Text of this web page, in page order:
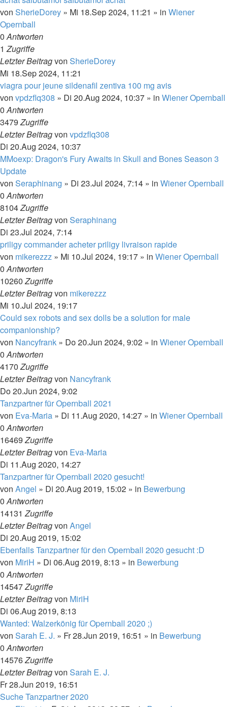
von SherieDorey » Mi 18.Sep 2024, 11:21 » in Wiener
Opernball
0Antworten
1Zugriffe
Letzter Beitragvon SherieDorey
Mi 18.Sep 2024, 11:21
viagra pour jeune sildenafil zentiva 100 mg avis
von vpdzflq308 » Di 20.Aug 2024, 10:37 » in Wiener Opernball
0Antworten
3479Zugriffe
Letzter Beitragvon vpdzflq308
Di 20.Aug 2024, 10:37
MMoexp: Dragon's Fury Awaits in Skull and Bones Season 3
Update
von Seraphinang » Di 23.Jul 2024, 7:14 » in Wiener Opernball
0Antworten
8104Zugriffe
Letzter Beitragvon Seraphinang
Di 23.Jul 2024, 7:14
priligy commander acheter priligy livraison rapide
von mikerezzz » Mi 10.Jul 2024, 19:17 » in Wiener Opernball
0Antworten
10260Zugriffe
Letzter Beitragvon mikerezzz
Mi 10.Jul 2024, 19:17
Could sex robots and sex dolls be a solution for male
companionship?
von Nancyfrank » Do 20.Jun 2024, 9:02 » in Wiener Opernball
0Antworten
4170Zugriffe
Letzter Beitragvon Nancyfrank
Do 20.Jun 2024, 9:02
Tanzpartner für Opernball 2021
von Eva-Maria » Di 11.Aug 2020, 14:27 » in Wiener Opernball
0Antworten
16469Zugriffe
Letzter Beitragvon Eva-Maria
Di 11.Aug 2020, 14:27
Tanzpartner für Opernball 2020 gesucht!
von Angel » Di 20.Aug 2019, 15:02 » in Bewerbung
0Antworten
14131Zugriffe
Letzter Beitragvon Angel
Di 20.Aug 2019, 15:02
Ebenfalls Tanzpartner für den Opernball 2020 gesucht :D
von MiriH » Di 06.Aug 2019, 8:13 » in Bewerbung
0Antworten
14547Zugriffe
Letzter Beitragvon MiriH
Di 06.Aug 2019, 8:13
Wanted: Walzerkönig für Opernball 2020 ;)
von Sarah E. J. » Fr 28.Jun 2019, 16:51 » in Bewerbung
0Antworten
14576Zugriffe
Letzter Beitragvon Sarah E. J.
Fr 28.Jun 2019, 16:51
Suche Tanzpartner 2020